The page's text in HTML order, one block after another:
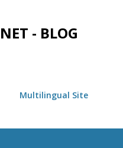
- BLOG
Multilingual Site